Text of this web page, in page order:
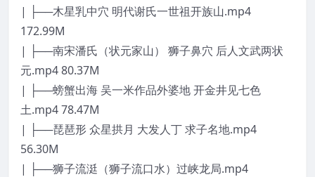
| ├──木星乳中穴 明代谢氏一世祖开族山.mp4
172.99M
| ├──南宋潘氏（状元家山） 狮子鼻穴 后人文武两状
元.mp4 80.37M
| ├──螃蟹出海 吴一米作品外婆地 开金井见七色
土.mp4 78.47M
| ├──琵琶形 众星拱月 大发人丁 求子名地.mp4
56.30M
| ├──狮子流涏（狮子流口水）过峡龙局.mp4